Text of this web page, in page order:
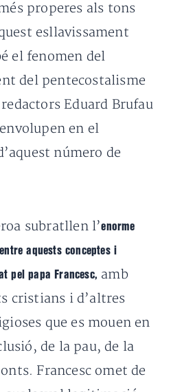
properes als tons
esllavissament
el fenomen del
del pentecostalisme
Eduard Brufau
en el
número de
subratllen l’enorme
aquests conceptes i
pel papa Francesc, amb
cristians i d’altres
que es mouen en
de la pau, de la
Francesc omet de